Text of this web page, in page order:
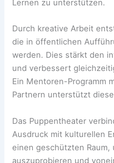
Lernen zu unterstützen.
Durch kreative Arbeit
die in öffentlichen
werden. Dies stärkt den
und verbessert
Ein Mentoren-Programm
Partnern unterstützt
Das Puppentheater
Ausdruck mit kulturellen
einen geschützten Raum,
auszuprobieren und